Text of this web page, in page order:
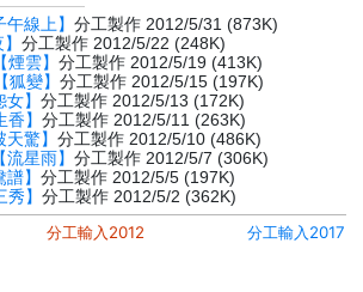
午線上】分工製作 2012/5/31 (873K)
】分工製作 2012/5/22 (248K)
【煙雲】分工製作 2012/5/19 (413K)
【狐變】分工製作 2012/5/15 (197K)
女】分工製作 2012/5/13 (172K)
香】分工製作 2012/5/11 (263K)
天驚】分工製作 2012/5/10 (486K)
【流星雨】分工製作 2012/5/7 (306K)
譜】分工製作 2012/5/5 (197K)
秀】分工製作 2012/5/2 (362K)
分工輸入2012
分工輸入2017